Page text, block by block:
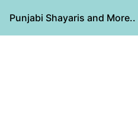
Punjabi Shayaris and More..